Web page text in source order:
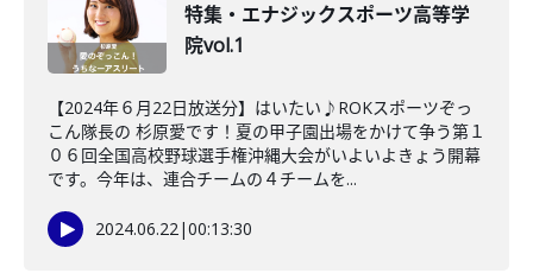
特集・エナジックスポーツ高等学
院vol.1
【2024年６月22日放送分】はいたい♪ROKスポーツぞっ
こん隊長の 杉原愛です！夏の甲子園出場をかけて争う第１
０６回全国高校野球選手権沖縄大会がいよいよきょう開幕
です。今年は、連合チームの４チームを...
2024.06.22|00:13:30